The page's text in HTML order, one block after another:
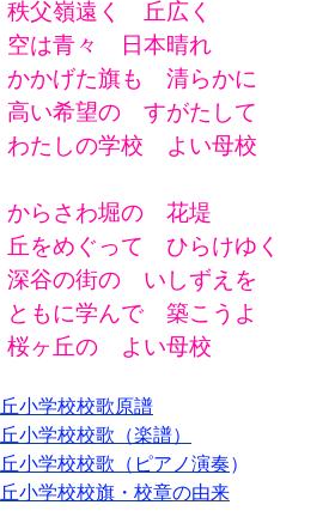
父嶺遠く 丘広く
青々 日本晴れ
げた旗も 清らかに
希望の すがたして
しの学校 よい母校
らさわ堀の 花堤
めぐって ひらけゆく
の街の いしずえを
に学んで 築こうよ
丘の よい母校
小学校校歌原譜
小学校校歌（楽譜）
小学校校歌（ピアノ演奏）
小学校校旗・校章の由来